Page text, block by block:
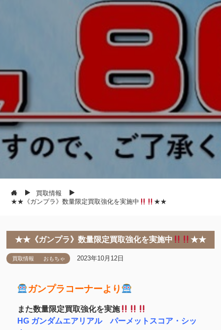
買取情報
★★《ガンプラ》数量限定買取強化を実施中
★★
★★《ガンプラ》数量限定買取強化を実施中 ★★
買取情報 おもちゃ 2023年10月12日
ガンプラコーナーより
また数量限定買取強化を実施
HG ガンダムエアリアル パーメットスコア・シッ